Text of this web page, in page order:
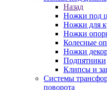
Назад
Ножки под
Ножки для
Ножки
Колесные
Ножки
Подпятники
Клипсы и
Системы
поворота